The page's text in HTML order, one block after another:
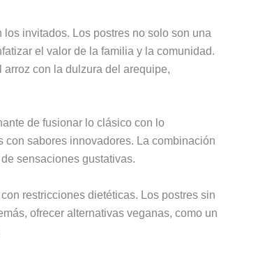
invitados. Los postres no solo son una
el valor de la familia y la comunidad.
con la dulzura del arequipe,
de fusionar lo clásico con lo
con sabores innovadores. La combinación
sensaciones gustativas.
restricciones dietéticas. Los postres sin
ofrecer alternativas veganas, como un